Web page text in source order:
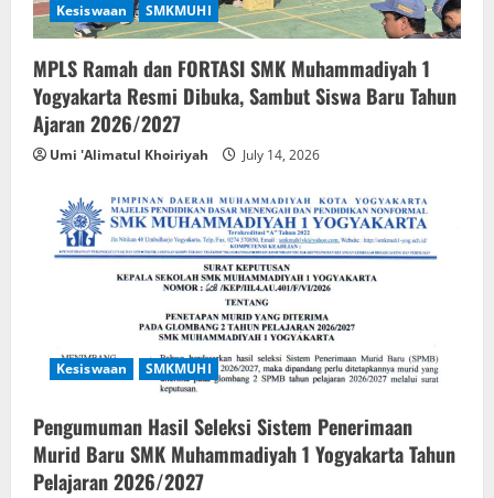
Kesiswaan SMKMUHI
MPLS Ramah dan FORTASI SMK Muhammadiyah 1
Yogyakarta Resmi Dibuka, Sambut Siswa Baru Tahun
Ajaran 2026/2027
Umi 'Alimatul Khoiriyah July 14, 2026
Kesiswaan SMKMUHI
Pengumuman Hasil Seleksi Sistem Penerimaan
Murid Baru SMK Muhammadiyah 1 Yogyakarta Tahun
Pelajaran 2026/2027